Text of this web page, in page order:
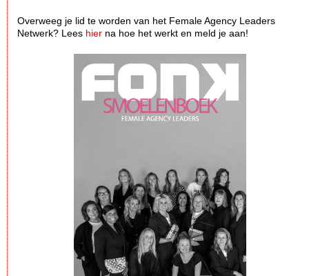
Overweeg je lid te worden van het Female Agency Leaders
Netwerk? Lees hier na hoe het werkt en meld je aan!